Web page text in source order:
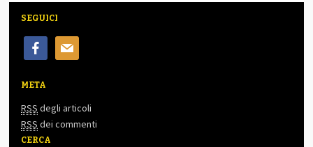
SEGUICI
facebookmail
META
RSS degli articoli
RSS dei commenti
CERCA